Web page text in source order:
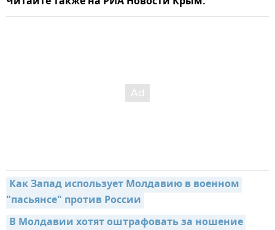
Как Запад использует Молдавию в военном
"пасьянсе" против России
В Молдавии хотят оштрафовать за ношение